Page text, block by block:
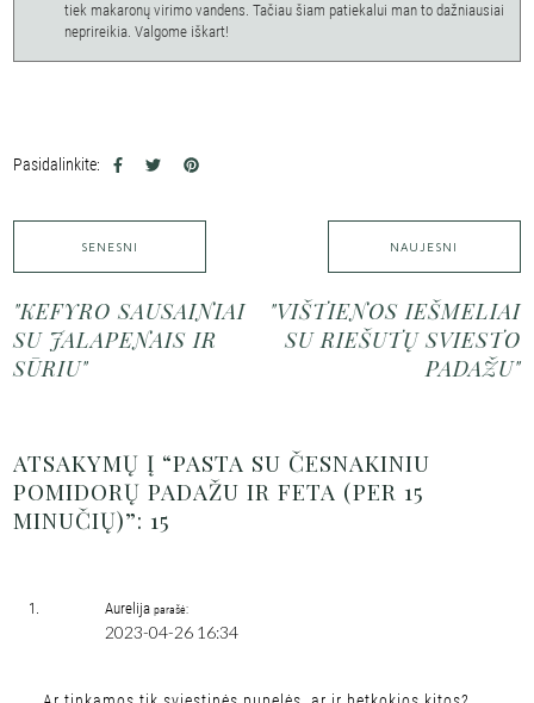
tiek makaronų virimo vandens. Tačiau šiam patiekalui man to dažniausiai
neprireikia. Valgome iškart!
Pasidalinkite:
SENESNI
"KEFYRO SAUSAINIAI
SU JALAPENAIS IR
SŪRIU"
NAUJESNI
"VIŠTIENOS IEŠMELIAI
SU RIEŠUTŲ SVIESTO
PADAŽU"
ATSAKYMŲ Į “PASTA SU ČESNAKINIU
POMIDORŲ PADAŽU IR FETA (PER 15
MINUČIŲ)”: 15
Aurelija parašė:
2023-04-26 16:34